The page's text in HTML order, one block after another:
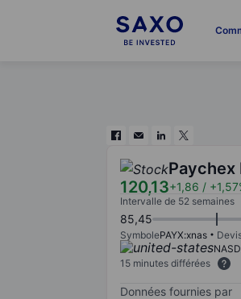
Paychex
120,13+1,86 /
Intervalle de 52 semaines
85,45
SymbolePAYX:xnas
15 minutes différées
Données fournies par